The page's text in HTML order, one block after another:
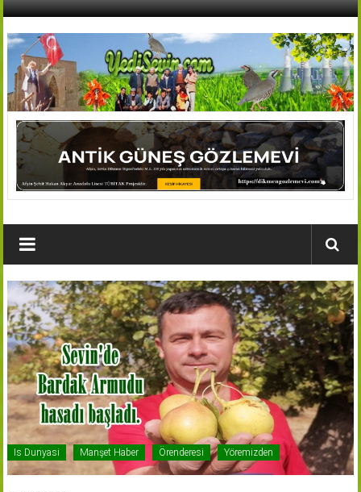
İçeriğe
AFŞİN
YEDİSEVİN
HABER
Köyleri
Haber
Portalı
Is Dunyasi Manşet Haber Örenderesi Yöremizden